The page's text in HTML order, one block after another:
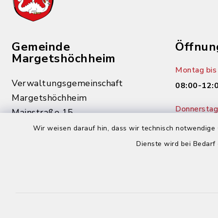
Wir weisen darauf hin, dass wir technisch
Dienste wird bei
Gemeinde
Margetshöchheim
Verwaltungsgemeinschaft
Margetshöchheim
Mainstraße 15
97276 Margetshöchheim
buergerbuero@margetshoechheim.de
Montag
08:00-
14:00-